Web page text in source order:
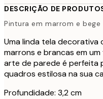
DESCRIÇÃO DE
Pintura em marrom e bege
Uma linda tela
marrons e brancas em
arte de parede é perfeita
quadros estilosa na sua
Profundidade: 3,2 cm